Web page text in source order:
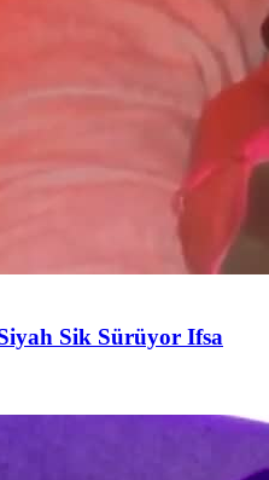
Sik Sürüyor Ifsa